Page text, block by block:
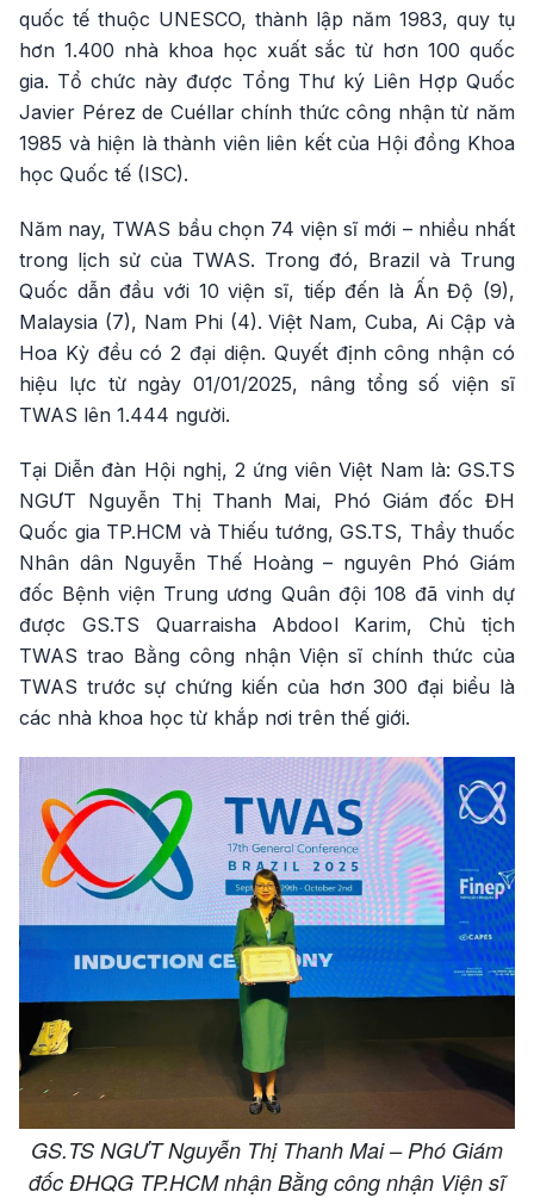
quốc tế thuộc UNESCO, thành lập năm 1983, quy tụ
hơn 1.400 nhà khoa học xuất sắc từ hơn 100 quốc
gia. Tổ chức này được Tổng Thư ký Liên Hợp Quốc
Javier Pérez de Cuéllar chính thức công nhận từ năm
1985 và hiện là thành viên liên kết của Hội đồng Khoa
học Quốc tế (ISC).
Năm nay, TWAS bầu chọn 74 viện sĩ mới – nhiều nhất
trong lịch sử của TWAS. Trong đó, Brazil và Trung
Quốc dẫn đầu với 10 viện sĩ, tiếp đến là Ấn Độ (9),
Malaysia (7), Nam Phi (4). Việt Nam, Cuba, Ai Cập và
Hoa Kỳ đều có 2 đại diện. Quyết định công nhận có
hiệu lực từ ngày 01/01/2025, nâng tổng số viện sĩ
TWAS lên 1.444 người.
Tại Diễn đàn Hội nghị, 2 ứng viên Việt Nam là: GS.TS
NGƯT Nguyễn Thị Thanh Mai, Phó Giám đốc ĐH
Quốc gia TP.HCM và Thiếu tướng, GS.TS, Thầy thuốc
Nhân dân Nguyễn Thế Hoàng – nguyên Phó Giám
đốc Bệnh viện Trung ương Quân đội 108 đã vinh dự
được GS.TS Quarraisha Abdool Karim, Chủ tịch
TWAS trao Bằng công nhận Viện sĩ chính thức của
TWAS trước sự chứng kiến của hơn 300 đại biểu là
các nhà khoa học từ khắp nơi trên thế giới.
GS.TS NGƯT Nguyễn Thị Thanh Mai – Phó Giám
đốc ĐHQG TP.HCM nhận Bằng công nhận Viện sĩ